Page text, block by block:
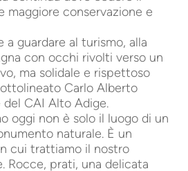
maggiore conservazione e
a guardare al turismo, alla
con occhi rivolti verso un
ma solidale e rispettoso
Carlo Alberto
CAI Alto Adige.
oggi non è solo il luogo di un
naturale. È un
cui trattiamo il nostro
Rocce, prati, una delicata